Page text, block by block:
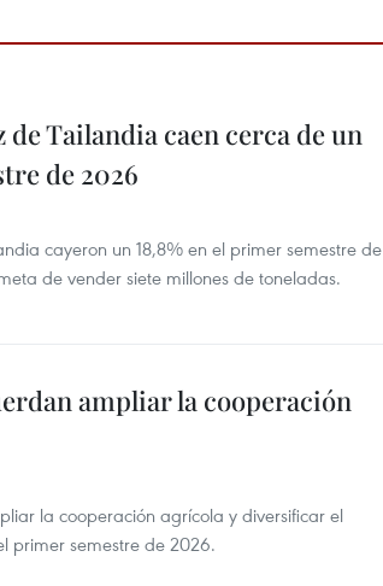
Tailandia caen cerca de un
de 2026
cayeron un 18,8% en el primer semestre de
de vender siete millones de toneladas.
ampliar la cooperación
la cooperación agrícola y diversificar el
primer semestre de 2026.